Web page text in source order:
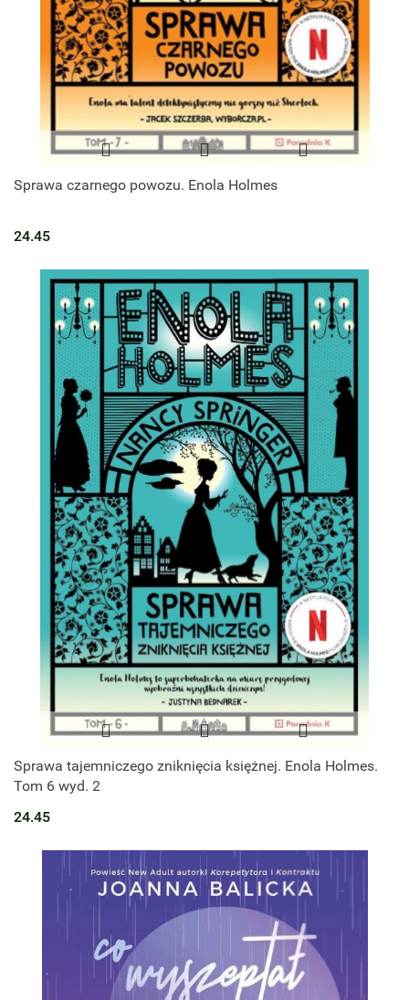
Sprawa czarnego powozu. Enola Holmes
24.45
Sprawa tajemniczego zniknięcia księżnej. Enola Holmes.
Tom 6 wyd. 2
24.45